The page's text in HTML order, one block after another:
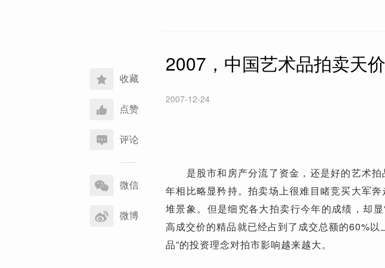
收藏
点赞
评论
享
到
微信
微博
2007，中国艺术品拍卖天
2007-12-24
是股市和房产分流了资金，还是好的艺术拍
年相比略显矜持。拍卖场上很难目睹竞买大军
堆景象。但是细究各大拍卖行今年的成绩，却
高成交价的精品就已经占到了成交总额的60%
品”的投资理念对拍市影响越来越大。